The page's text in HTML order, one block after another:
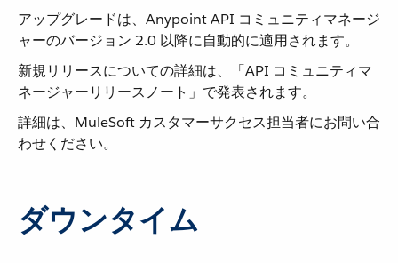
アップグレードは、Anypoint API コミュニティマネージ
ャーのバージョン 2.0 以降に自動的に適用されます。
新規リリースについての詳細は、「API コミュニティマ
ネージャーリリースノート」で発表されます。
詳細は、MuleSoft カスタマーサクセス担当者にお問い合
わせください。
ダウンタイム